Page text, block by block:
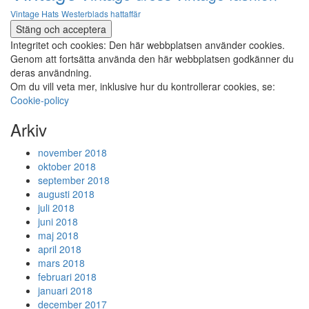
Vintage Hats Westerblads hattaffär
Integritet och cookies: Den här webbplatsen använder cookies.
Genom att fortsätta använda den här webbplatsen godkänner du
deras användning.
Om du vill veta mer, inklusive hur du kontrollerar cookies, se:
Cookie-policy
Arkiv
november 2018
oktober 2018
september 2018
augusti 2018
juli 2018
juni 2018
maj 2018
april 2018
mars 2018
februari 2018
januari 2018
december 2017